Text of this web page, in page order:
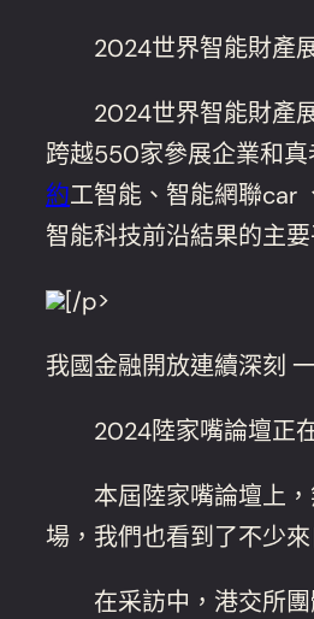
2024世界智能財產展
2024世界智能財產展
跨越550家參展企業和
約工智能、智能網聯car
智能科技前沿結果的主
[/p>
我國金融開放連續深刻
2024陸家嘴論壇正在
本屆陸家嘴論壇上，
場，我們也看到了不少
在采訪中，港交所團